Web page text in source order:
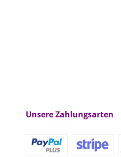
Unsere Zahlungsarten